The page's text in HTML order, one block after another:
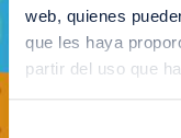
web, quienes
que les haya
partir del uso que
VER GALERÍA